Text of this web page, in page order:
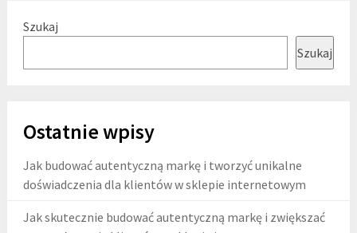
Szukaj
Szukaj
Ostatnie wpisy
Jak budować autentyczną markę i tworzyć unikalne
doświadczenia dla klientów w sklepie internetowym
Jak skutecznie budować autentyczną markę i zwiększać